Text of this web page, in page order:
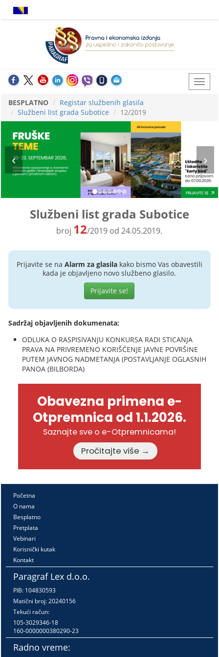
BESPLATNO
Registar službenih glasila
Službeni list grada Subotice
12/2019
Službeni list grada Subotice
broj 12/2019 od 24.05.2019.
Prijavite se na Alarm za glasilakako bismo Vas obavestili
kada je objavljeno novo službeno glasilo.
Prijavite se!
Sadržaj objavljenih dokumenata:
ODLUKA O RASPISIVANJU KONKURSA RADI STICANJA
PRAVA NA PRIVREMENO KORIŠĆENJE JAVNE POVRŠINE
PUTEM JAVNOG NADMETANJA (POSTAVLJANJE OGLASNIH
PANOA (BILBORDA)
Obavezna primena e-
Otpremnica od 1.1.2026.
Saznajte sve o e-Otpremnicama!
Pročitajte više →
Početna
O nama
Besplatno
Pretplata
Vebinari
Korisnički kutak
Kontakt
Paragraf Lex d.o.o.
PIB: 104830593
Matični broj: 20240156
Tekući račun:
105-3029346-18
160-0000000380290-23
Radno vreme: